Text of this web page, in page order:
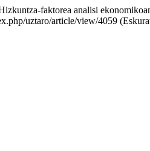
faktorea analisi
uztaro/article/view/4059